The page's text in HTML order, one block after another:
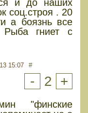
и до наших
соц.строя . 20
а боязнь все
Рыба гниет с
15:07 #
- 2 +
"финские